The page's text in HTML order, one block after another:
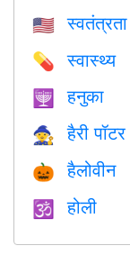
🇺🇸
💊 स्वास्थ्य
🕎 हनुका
🧙 हैरी पॉटर
🎃 हैलोवीन
🕉 होली